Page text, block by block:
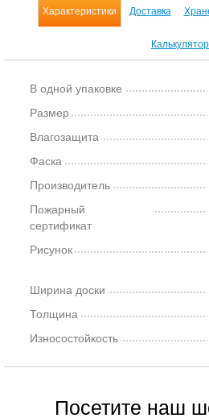
Характеристики Доставка
Калькулятор
В одной упаковке
Размер
Влагозащита
Фаска
Производитель
Пожарный
сертификат
Рисунок
Ширина доски
Толщина
Износостойкость
Посетите наш